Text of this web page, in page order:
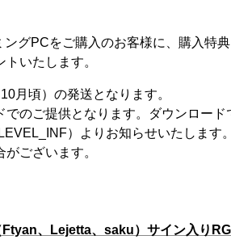
ングPCをご購入のお客様に、購入特
いたします。
月頃）の発送となります。
のご提供となります。ダウンロード
）よりお知らせいたします。
ございます。
、Lejetta、saku）サイン入り